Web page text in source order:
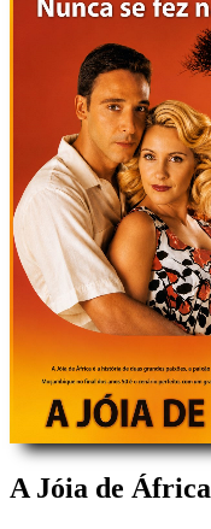
A Jóia de África